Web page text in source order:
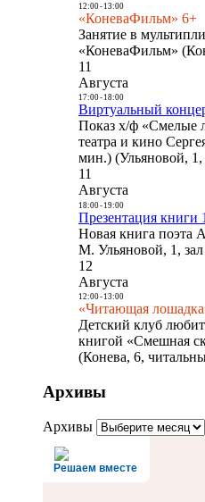
12:00- 13:00
«КоневаФильм» 6+
Занятие в
«КоневаФильм»
11
Августа
17:00- 18:00
Виртуальный
Показ х/ф «Смелые
театра и кино
мин.) (Ульяновой,
11
Августа
18:00- 19:00
Презентация книги
Новая книга поэта
М. Ульяновой, 1,
12
Августа
12:00- 13:00
«Читающая
Детский клуб
книгой «Смешная
(Конева, 6,
Архивы
Архивы
Решаем вместе